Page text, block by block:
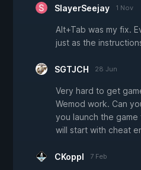
SlayerSeejay 1 Nov
Alt+Tab was my fix.
just as the
SGTJCH 28 Jun
Very hard to get
Wemod work. Can
you launch the game
will start with cheat
CKoppl 7 Feb